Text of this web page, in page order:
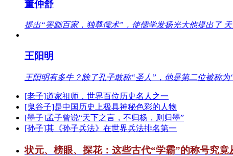
董仲舒
提出“罢黜百家，独尊儒术”，使儒学发扬光大他提出了
王阳明
王阳明有多牛？除了孔子敢称“圣人”，他是第二位被称为
[老子]道家祖师，世界百位历史名人之一
[鬼谷子]是中国历史上极具神秘色彩的人物
[墨子]孟子曾说“天下之言，不归杨，则归墨”
[孙子]其《孙子兵法》在世界兵法排名第一
状元、榜眼、探花：这些古代“学霸”的称号究竟